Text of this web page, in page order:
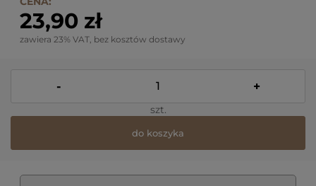
23,90 zł
zawiera 23% VAT, bez kosztów dostawy
- +
szt.
do koszyka